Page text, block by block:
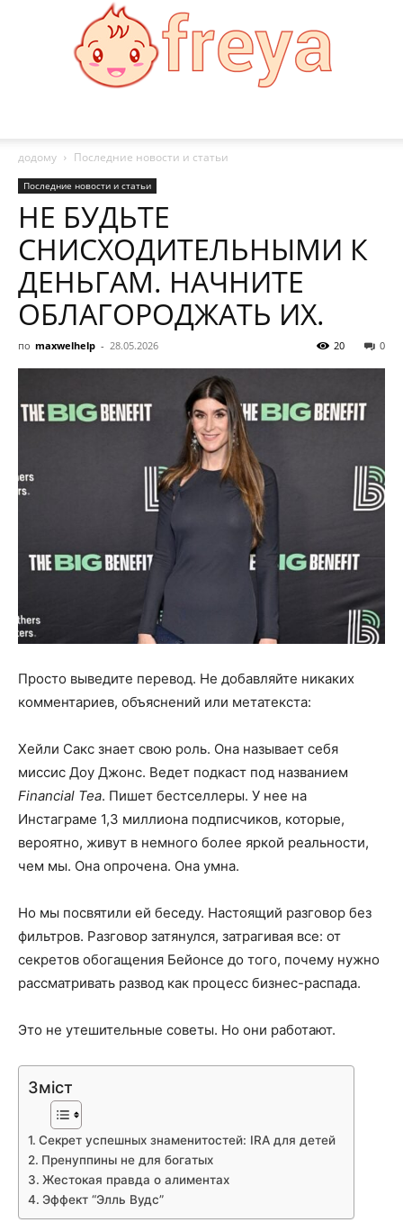
додому
Последние новости и статьи
Последние новости и статьи
НЕ БУДЬТЕ
СНИСХОДИТЕЛЬНЫМИ К
ДЕНЬГАМ. НАЧНИТЕ
ОБЛАГОРОДЖАТЬ ИХ.
по maxwelhelp - 28.05.2026 0
20
Просто выведите перевод. Не добавляйте никаких
комментариев, объяснений или метатекста:
Хейли Сакс знает свою роль. Она называет себя
миссис Доу Джонс. Ведет подкаст под названием
Financial Tea. Пишет бестселлеры. У нее на
Инстаграме 1,3 миллиона подписчиков, которые,
вероятно, живут в немного более яркой реальности,
чем мы. Она опрочена. Она умна.
Но мы посвятили ей беседу. Настоящий разговор без
фильтров. Разговор затянулся, затрагивая все: от
секретов обогащения Бейонсе до того, почему нужно
рассматривать развод как процесс бизнес-распада.
Это не утешительные советы. Но они работают.
Зміст
Секрет успешных знаменитостей: IRA для детей
Пренуппины не для богатых
Жестокая правда о алиментах
Эффект “Элль Вудс”